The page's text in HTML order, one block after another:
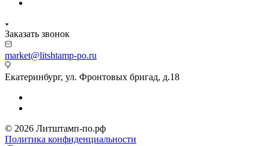
Заказать звонок
market@litshtamp-po.ru
Екатеринбург, ул. Фронтовых бригад, д.18
© 2026 Литштамп-по.рф
Политика конфиденциальности